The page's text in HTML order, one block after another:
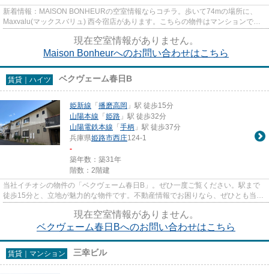
新着情報：MAISON BONHEURの空室情報ならコチラ。歩いて74mの場所に、
Maxvalu(マックスバリュ) 西今宿店があります。こちらの物件はマンションで
す。駅までのアクセスが良い、徒歩12分...
現在空室情報がありません。
Maison Bonheurへのお問い合わせはこちら
賃貸｜ハイツ ベクヴェーム春日B
姫新線 「播磨高岡 」駅 徒歩15分
山陽本線 「姫路 」駅 徒歩32分
山陽電鉄本線 「手柄 」駅 徒歩37分
兵庫県姫路市西庄124-1
-
築年数：築31年
階数：2階建
当社イチオシの物件の「ベクヴェーム春日B」。ぜひ一度ご覧ください。駅まで
徒歩15分と、立地が魅力的な物件です。不動産情報でお困りなら、ぜひとも当社
にお問い合わせください。数多...
現在空室情報がありません。
ベクヴェーム春日Bへのお問い合わせはこちら
賃貸｜マンション 三幸ビル